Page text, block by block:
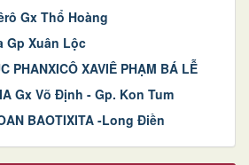
Gx Thổ Hoàng
Gp Xuân Lộc
PHANXICÔ XAVIÊ PHẠM BÁ LỄ
Gx Võ Định - Gp. Kon Tum
BAOTIXITA -Long Điền